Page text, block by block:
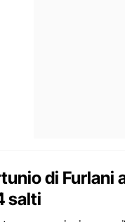
di Furlani
salti